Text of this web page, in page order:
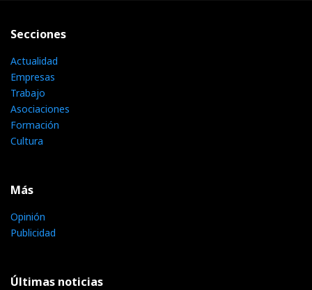
Secciones
Actualidad
Empresas
Trabajo
Asociaciones
Formación
Cultura
Más
Opinión
Publicidad
Últimas noticias